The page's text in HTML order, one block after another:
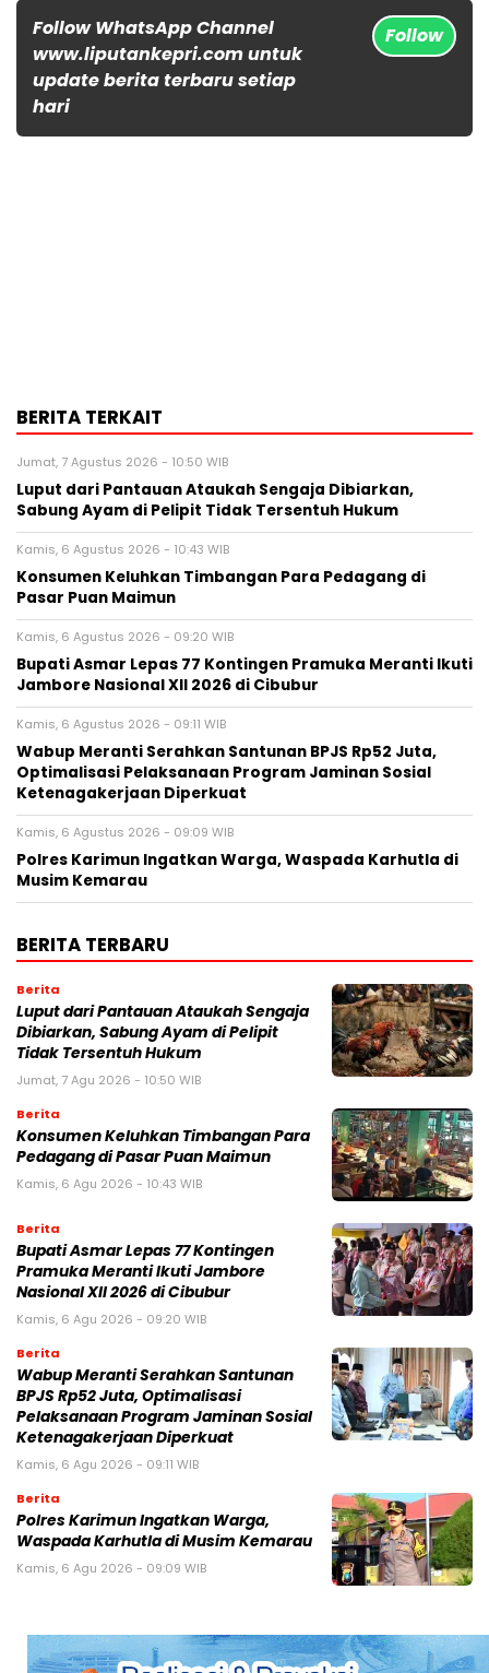
Follow WhatsApp Channel
www.liputankepri.com untuk
update berita terbaru setiap
hari
Follow
BERITA TERKAIT
Jumat, 7 Agustus 2026 - 10:50 WIB
Luput dari Pantauan Ataukah Sengaja Dibiarkan,
Sabung Ayam di Pelipit Tidak Tersentuh Hukum
Kamis, 6 Agustus 2026 - 10:43 WIB
Konsumen Keluhkan Timbangan Para Pedagang di
Pasar Puan Maimun
Kamis, 6 Agustus 2026 - 09:20 WIB
Bupati Asmar Lepas 77 Kontingen Pramuka Meranti Ikuti
Jambore Nasional XII 2026 di Cibubur
Kamis, 6 Agustus 2026 - 09:11 WIB
Wabup Meranti Serahkan Santunan BPJS Rp52 Juta,
Optimalisasi Pelaksanaan Program Jaminan Sosial
Ketenagakerjaan Diperkuat
Kamis, 6 Agustus 2026 - 09:09 WIB
Polres Karimun Ingatkan Warga, Waspada Karhutla di
Musim Kemarau
BERITA TERBARU
Berita
Luput dari Pantauan Ataukah Sengaja
Dibiarkan, Sabung Ayam di Pelipit
Tidak Tersentuh Hukum
Jumat, 7 Agu 2026 - 10:50 WIB
Berita
Konsumen Keluhkan Timbangan Para
Pedagang di Pasar Puan Maimun
Kamis, 6 Agu 2026 - 10:43 WIB
Berita
Bupati Asmar Lepas 77 Kontingen
Pramuka Meranti Ikuti Jambore
Nasional XII 2026 di Cibubur
Kamis, 6 Agu 2026 - 09:20 WIB
Berita
Wabup Meranti Serahkan Santunan
BPJS Rp52 Juta, Optimalisasi
Pelaksanaan Program Jaminan Sosial
Ketenagakerjaan Diperkuat
Kamis, 6 Agu 2026 - 09:11 WIB
Berita
Polres Karimun Ingatkan Warga,
Waspada Karhutla di Musim Kemarau
Kamis, 6 Agu 2026 - 09:09 WIB